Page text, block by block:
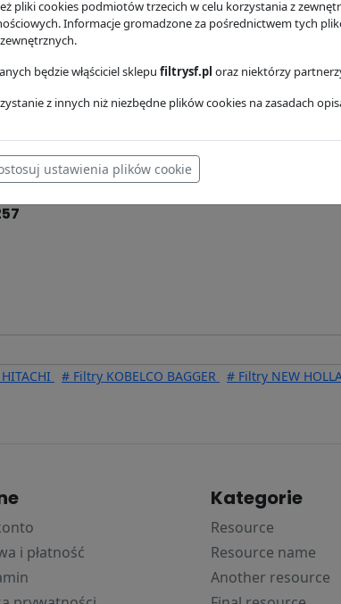
Dostawa i płatność
# Filtry KOBELCO BAGGER # Filtry NEW
i płatność
Kategorie
Resource
Resource name
Another resource
pliki cookies podmiotów trzecich w celu korzystania z
Informacje gromadzone za pośrednictwem tych
będzie włąściciel sklepu filtrysf.pl oraz niektórzy
z innych niż niezbędne plików cookies na zasadach
ustawienia plików cookie